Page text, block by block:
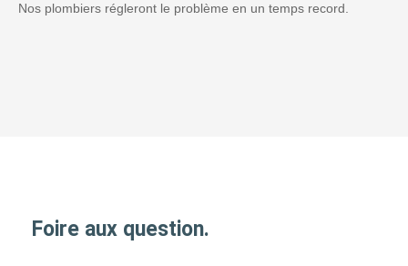
Nos plombiers régleront le problème en un temps record.
Foire aux question.